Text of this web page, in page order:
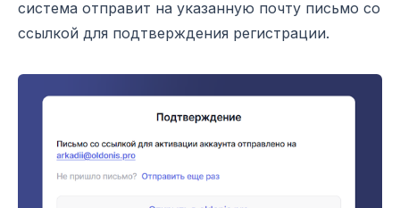
система отправит на указанную почту письмо со
ссылкой для подтверждения регистрации.